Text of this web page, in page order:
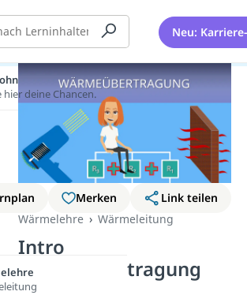
Neu:
Merken
Link teilen
Wärmelehre
Wärmeleitung
Intro
Wärmeübertragung
sich!
hier deine Chancen.